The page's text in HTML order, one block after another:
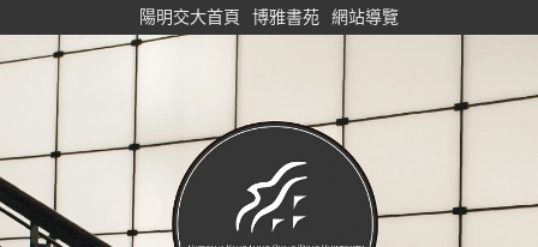
content
陽明交大首頁 博雅書苑 網站導覽